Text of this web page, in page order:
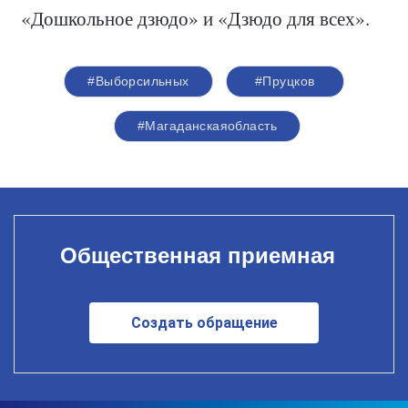
«Дошкольное дзюдо» и «Дзюдо для всех».
#Выборсильных #Пруцков
#Магаданскаяобласть
Общественная приемная
Создать обращение